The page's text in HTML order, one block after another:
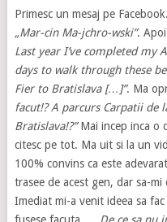
Primesc un mesaj pe
„Mar-cin Ma-jchro-wski”. Apoi
Last year I’ve completed my
days to walk through these
Fier to Bratislava […]”. Ma
facut!? A parcurs Carpatii de
Bratislava!?”Mai incep inca o
citesc pe tot. Ma uit si la un
100% convins ca este
trasee de acest gen, dar sa-mi
Imediat mi-a venit ideea sa